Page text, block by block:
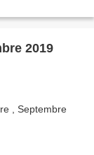
2019